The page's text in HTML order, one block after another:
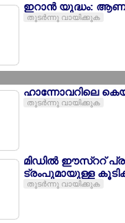
ഇറാന്‍ യുദ്ധം:
തുടര്‍ന്നു വായിക്കുക
ഹാന്നോവറിലെ
തുടര്‍ന്നു വായിക്കുക
മിഡില്‍ ഈസ്ററ്
ട്രംപുമായുള്ള
തുടര്‍ന്നു വായിക്കുക